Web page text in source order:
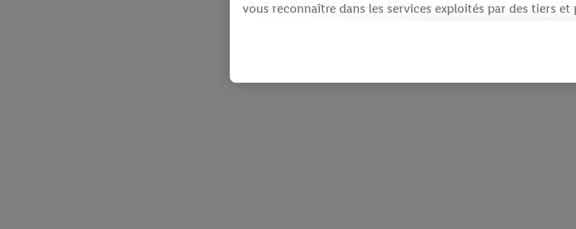
vous reconnaître dans les services exploités par des tiers
identifiants qui vous sont attribués et dont dispose Criteo
Sous réserve de votre accord, les publicités liées au
produits pour lesquels vous avez montré de l’intérêt (par